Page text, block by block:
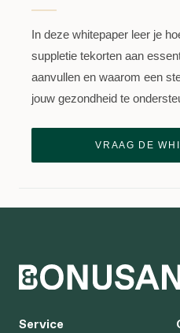
In deze whitepaper leer je
suppletie tekorten aan
aanvullen en waarom een
jouw gezondheid te
VRAAG DE
Service